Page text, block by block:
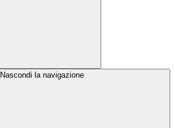
Nascondi la navigazione